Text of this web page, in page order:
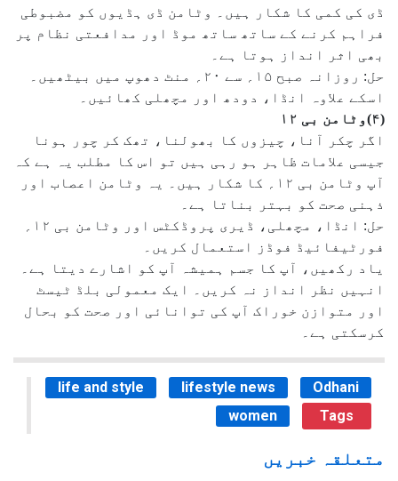
ڈی کی کمی کا شکار ہیں۔ وٹامن ڈی ہڈیوں کو مضبوطی
فراہم کرنے کے ساتھ ساتھ موڈ اور مدافعتی نظام پر
بھی اثر انداز ہوتا ہے۔
حل: روزانہ صبح ۱۵؍ سے ۲۰؍ منٹ دھوپ میں بیٹھیں۔
اسکے علاوہ انڈا، دودھ اور مچھلی کھائیں۔
(۴)وٹامن بی ۱۲
اگر چکر آنا، چیزوں کا بھولنا، تھک کر چور ہونا
جیسی علامات ظاہر ہو رہی ہیں تو اس کا مطلب یہ ہے کہ
آپ وٹامن بی ۱۲؍ کا شکار ہیں۔ یہ وٹامن اعصاب اور
ذہنی صحت کو بہتر بناتا ہے۔
فورٹیفائیڈ فوڈز استعمال کریں۔
یاد رکھیں، آپ کا جسم ہمیشہ آپ کو اشارے دیتا ہے۔
انہیں نظر انداز نہ کریں۔ ایک معمولی بلڈ ٹیسٹ
اور متوازن خوراک آپ کی توانائی اور صحت کو بحال
کرسکتی ہے۔
life and style lifestyle news
Odhani
women
Tags
متعلقہ خبریں